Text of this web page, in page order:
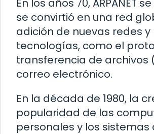
En los años 70, ARPANET
se convirtió en una red
adición de nuevas redes y
tecnologías, como el
transferencia de archivos
correo electrónico.
En la década de 1980, la
popularidad de las
personales y los sistemas